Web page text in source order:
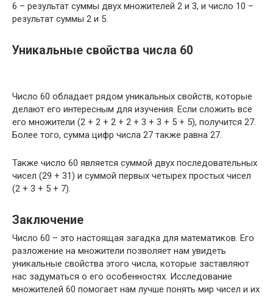
6 – результат суммы двух множителей 2 и 3, и число 10 –
результат суммы 2 и 5.
Уникальные свойства числа 60
Число 60 обладает рядом уникальных свойств, которые
делают его интересным для изучения. Если сложить все
его множители (2 + 2 + 2 + 2 + 3 + 3 + 5 + 5), получится 27.
Более того, сумма цифр числа 27 также равна 27.
Также число 60 является суммой двух последовательных
чисел (29 + 31) и суммой первых четырех простых чисел
(2 + 3 + 5 + 7).
Заключение
Число 60 – это настоящая загадка для математиков. Его
разложение на множители позволяет нам увидеть
уникальные свойства этого числа, которые заставляют
нас задуматься о его особенностях. Исследование
множителей 60 помогает нам лучше понять мир чисел и их